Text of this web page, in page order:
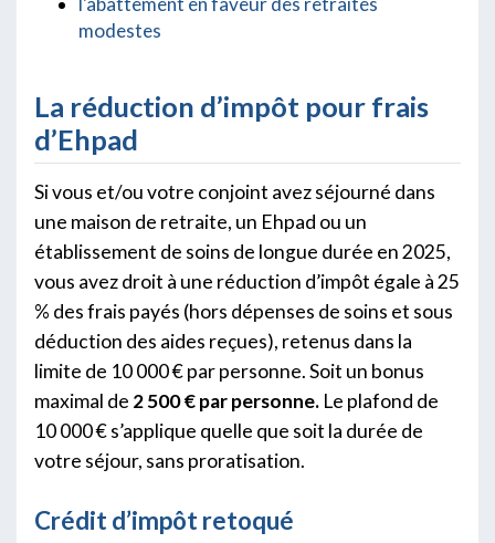
modestes
La réduction d’impôt pour frais
d’Ehpad
Si vous et/ou votre conjoint avez séjourné dans
une maison de retraite, un Ehpad ou un
établissement de soins de longue durée en 2025,
vous avez droit à une réduction d’impôt égale à 25
% des frais payés (hors dépenses de soins et sous
déduction des aides reçues), retenus dans la
limite de 10 000 € par personne. Soit un bonus
maximal de 2 500 € par personne. Le plafond de
10 000 € s’applique quelle que soit la durée de
votre séjour, sans proratisation.
Crédit d’impôt retoqué